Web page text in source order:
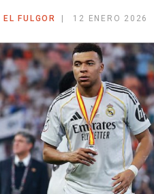
FULGOR 12 ENERO 2026